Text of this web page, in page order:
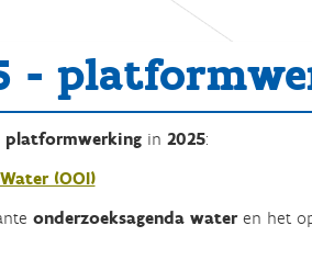
-
platformwerkingin 2025:
(OOI)
onderzoeksagenda wateren het